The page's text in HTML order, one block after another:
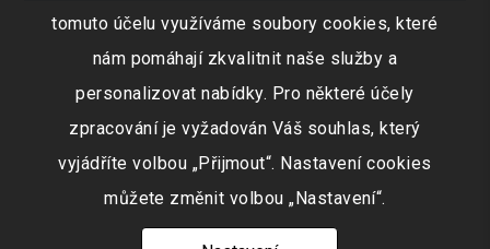
tomuto účelu využíváme soubory cookies, které
nám pomáhají zkvalitnit naše služby a
personalizovat nabídky. Pro některé účely
zpracování je vyžadován Váš souhlas, který
vyjádříte volbou „Přijmout“. Nastavení cookies
můžete změnit volbou „Nastavení“.